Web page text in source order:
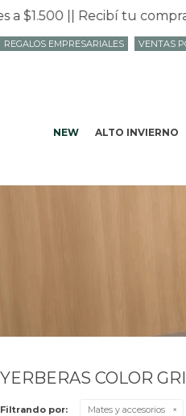
$1.500 || Recibí tu compra
NEW ALTO INVIERNO
REGALOS EMPRESARIALES VENTAS
YERBERAS COLOR
Filtrando por: Mates y accesorios